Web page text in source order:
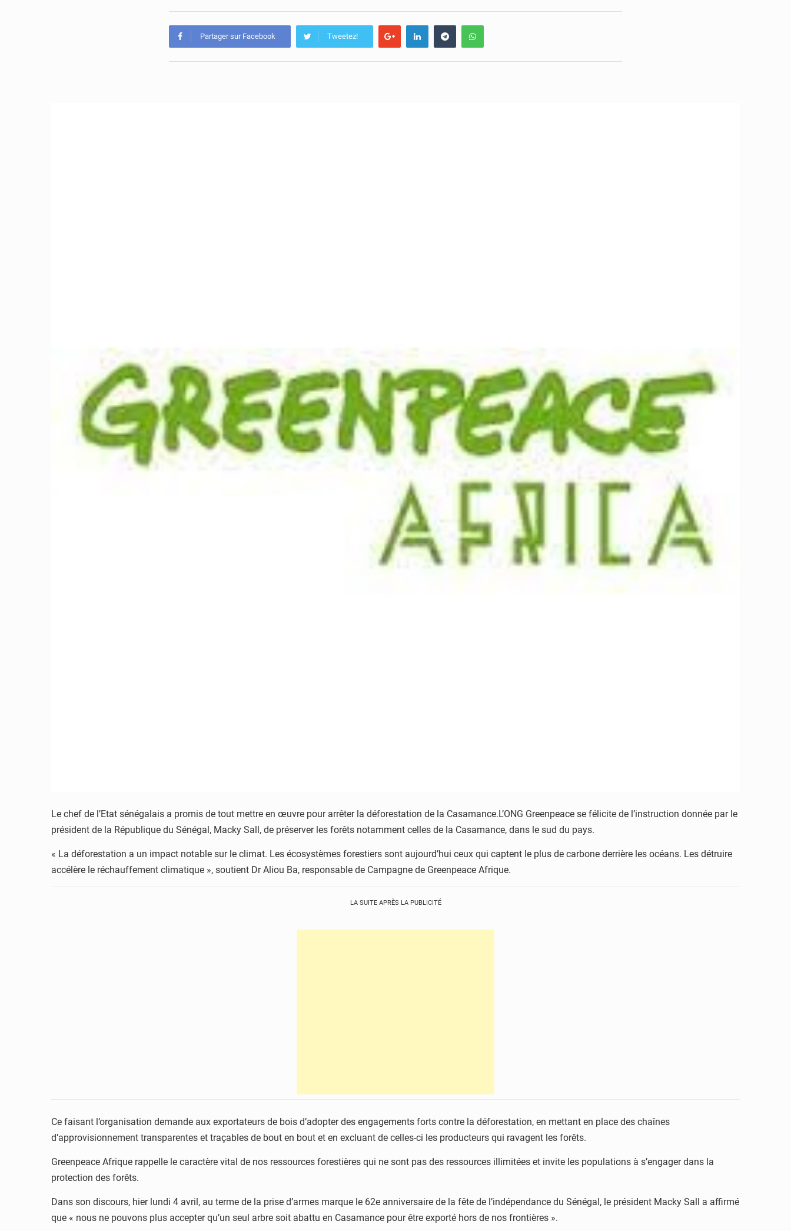
Partager sur Facebook Tweetez!
Le chef de l’Etat sénégalais a promis de tout mettre en œuvre pour arrêter la déforestation de la Casamance.L’ONG Greenpeace se félicite de l’instruction donnée par le
président de la République du Sénégal, Macky Sall, de préserver les forêts notamment celles de la Casamance, dans le sud du pays.
« La déforestation a un impact notable sur le climat. Les écosystèmes forestiers sont aujourd’hui ceux qui captent le plus de carbone derrière les océans. Les détruire
accélère le réchauffement climatique », soutient Dr Aliou Ba, responsable de Campagne de Greenpeace Afrique.
LA SUITE APRÈS LA PUBLICITÉ
Ce faisant l’organisation demande aux exportateurs de bois d’adopter des engagements forts contre la déforestation, en mettant en place des chaînes
d’approvisionnement transparentes et traçables de bout en bout et en excluant de celles-ci les producteurs qui ravagent les forêts.
Greenpeace Afrique rappelle le caractère vital de nos ressources forestières qui ne sont pas des ressources illimitées et invite les populations à s’engager dans la
protection des forêts.
Dans son discours, hier lundi 4 avril, au terme de la prise d’armes marque le 62e anniversaire de la fête de l’indépendance du Sénégal, le président Macky Sall a affirmé
que « nous ne pouvons plus accepter qu’un seul arbre soit abattu en Casamance pour être exporté hors de nos frontières ».